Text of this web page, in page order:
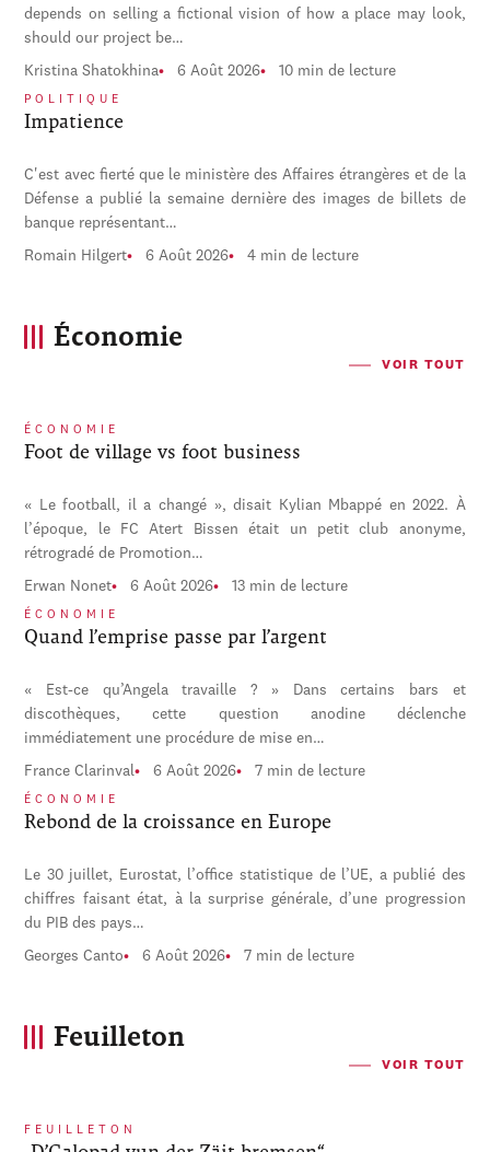
depends on selling a fictional vision of how a place may look,
should our project be…
Kristina Shatokhina 6 Août 2026 10 min de lecture
POLITIQUE
Impatience
C'est avec fierté que le ministère des Affaires étrangères et de la
Défense a publié la semaine dernière des images de billets de
banque représentant…
Romain Hilgert 6 Août 2026 4 min de lecture
Économie
VOIR TOUT
ÉCONOMIE
Foot de village vs foot business
« Le football, il a changé », disait Kylian Mbappé en 2022. À
l’époque, le FC Atert Bissen était un petit club anonyme,
rétrogradé de Promotion…
Erwan Nonet 6 Août 2026 13 min de lecture
ÉCONOMIE
Quand l’emprise passe par l’argent
« Est-ce qu’Angela travaille ? » Dans certains bars et
discothèques, cette question anodine déclenche
immédiatement une procédure de mise en…
France Clarinval 6 Août 2026 7 min de lecture
ÉCONOMIE
Rebond de la croissance en Europe
Le 30 juillet, Eurostat, l’office statistique de l’UE, a publié des
chiffres faisant état, à la surprise générale, d’une progression
du PIB des pays…
Georges Canto 6 Août 2026 7 min de lecture
Feuilleton
VOIR TOUT
FEUILLETON